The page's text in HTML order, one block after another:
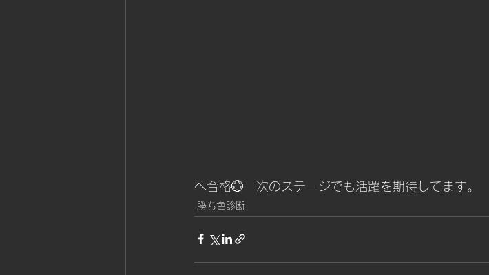
へ合格💮　次のステージでも活躍を期待してます。
勝ち色診断